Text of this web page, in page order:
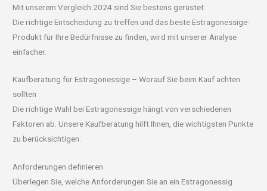
Mit unserem Vergleich 2024 sind Sie bestens gerüstet
Die richtige Entscheidung zu treffen und das beste Estragonessige-
Produkt für Ihre Bedürfnisse zu finden, wird mit unserer Analyse
einfacher.
Kaufberatung für Estragonessige – Worauf Sie beim Kauf achten
sollten
Die richtige Wahl bei Estragonessige hängt von verschiedenen
Faktoren ab. Unsere Kaufberatung hilft Ihnen, die wichtigsten Punkte
zu berücksichtigen.
Anforderungen definieren
Überlegen Sie, welche Anforderungen Sie an ein Estragonessig